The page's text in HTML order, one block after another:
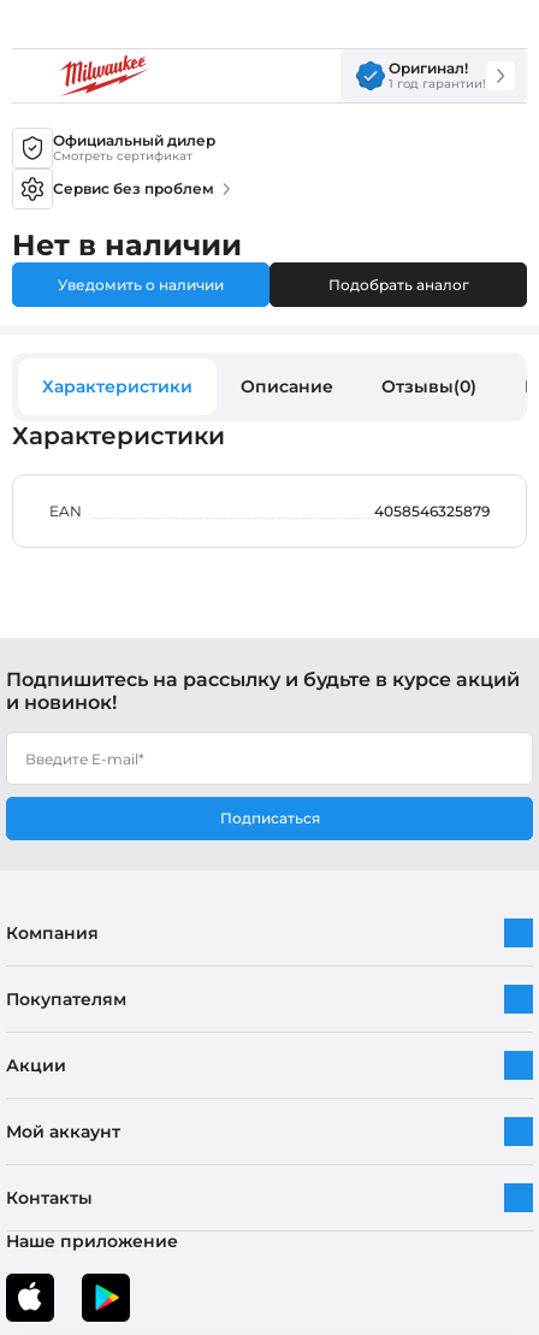
Оригинал!
1 год гарантии!
Официальный дилер
Смотреть сертификат
Сервис без проблем
Нет в наличии
Уведомить о наличии Подобрать аналог
Характеристики Описание Отзывы(0)
Характеристики
EAN 4058546325879
Подпишитесь на рассылку и будьте в курсе акций
и новинок!
Подписаться
Компания
Покупателям
Акции
Мой аккаунт
Контакты
Наше приложение